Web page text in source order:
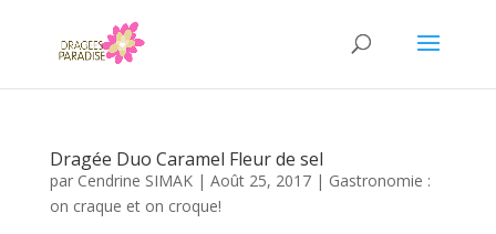
Dragée Duo Caramel Fleur de sel
par Cendrine SIMAK| Août 25, 2017| Gastronomie :
on craque et on croque!